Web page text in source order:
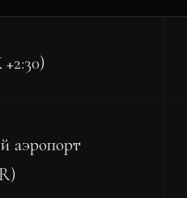
аэропорт